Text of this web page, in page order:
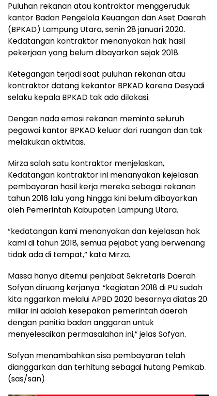
Puluhan rekanan atau kontraktor menggeruduk
kantor Badan Pengelola Keuangan dan Aset Daerah
(BPKAD) Lampung Utara, senin 28 januari 2020.
Kedatangan kontraktor menanyakan hak hasil
pekerjaan yang belum dibayarkan sejak 2018.
Ketegangan terjadi saat puluhan rekanan atau
kontraktor datang kekantor BPKAD karena Desyadi
selaku kepala BPKAD tak ada dilokasi.
Dengan nada emosi rekanan meminta seluruh
pegawai kantor BPKAD keluar dari ruangan dan tak
melakukan aktivitas.
Mirza salah satu kontraktor menjelaskan,
Kedatangan kontraktor ini menanyakan kejelasan
pembayaran hasil kerja mereka sebagai rekanan
tahun 2018 lalu yang hingga kini belum dibayarkan
oleh Pemerintah Kabupaten Lampung Utara.
“kedatangan kami menanyakan dan kejelasan hak
kami di tahun 2018, semua pejabat yang berwenang
tidak ada di tempat,” kata Mirza.
Massa hanya ditemui penjabat Sekretaris Daerah
Sofyan diruang kerjanya. “kegiatan 2018 di PU sudah
kita nggarkan melalui APBD 2020 besarnya diatas 20
miliar ini adalah kesepakan pemerintah daerah
dengan panitia badan anggaran untuk
menyelesaikan permasalahan ini,” jelas Sofyan.
Sofyan menambahkan sisa pembayaran telah
dianggarkan dan terhitung sebagai hutang Pemkab.
(sas/san)